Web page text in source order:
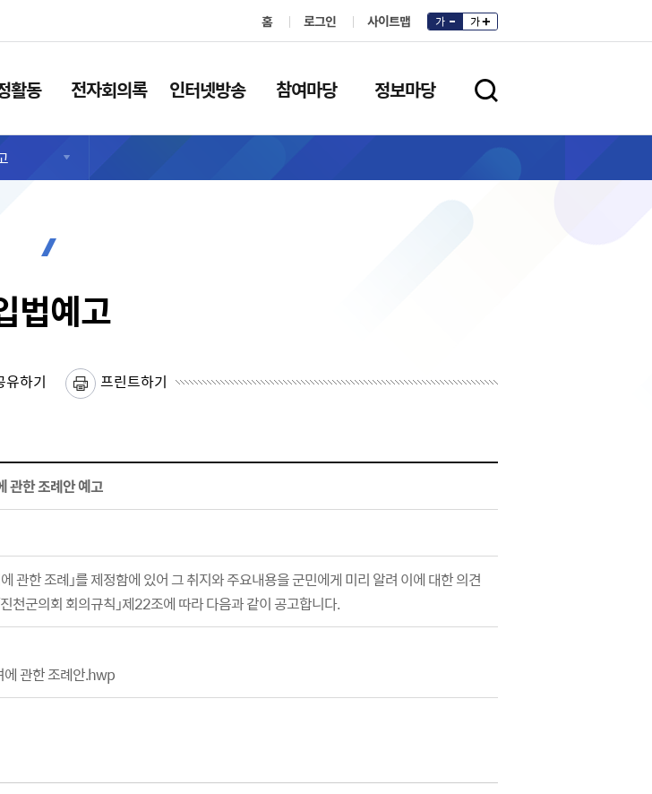
홈 로그인 사이트맵 가 가
활동 전자회의록 인터넷방송 참여마당 정보마당 검색영역 열기
법예고
유하기 프린트하기
관한 조례안 예고
관한 조례」를 제정함에 있어 그 취지와 주요내용을 군민에게 미리 알려 이에 대한 의견
진천군의회 회의규칙」제22조에 따라 다음과 같이 공고합니다.
에 관한 조례안.hwp